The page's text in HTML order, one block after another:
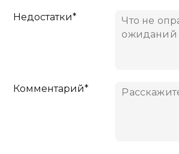
Недостатки*
Комментарий*